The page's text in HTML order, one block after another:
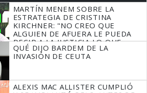
MARTÍN MENEM SOBRE LA
ESTRATEGIA DE CRISTINA
KIRCHNER: "NO CREO QUE
ALGUIEN DE AFUERA LE PUEDA
DECIR A LA JUSTICIA LO QUE
TIENE QUE HACER"
QUÉ DIJO BARDEM DE LA
INVASIÓN DE CEUTA
ALEXIS MAC ALLISTER CUMPLIÓ